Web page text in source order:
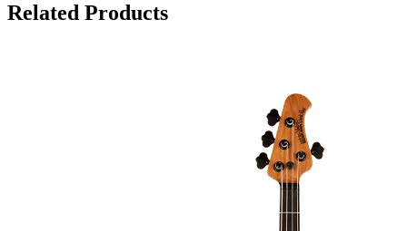
Related Products